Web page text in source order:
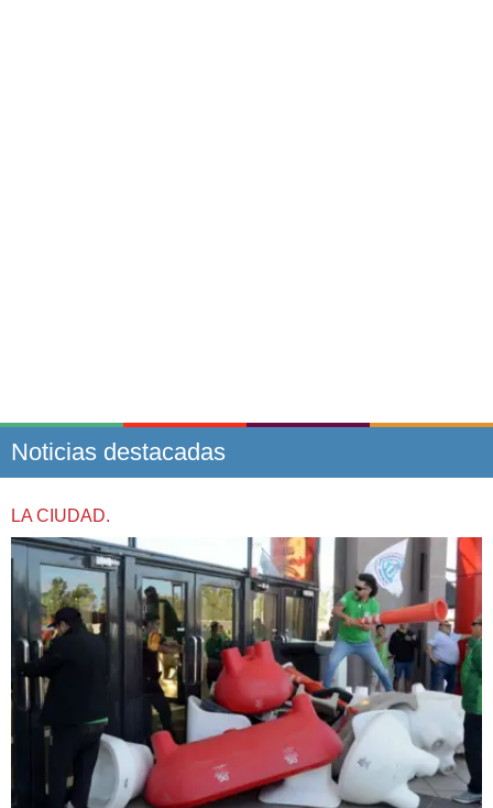
Noticias destacadas
LA CIUDAD.